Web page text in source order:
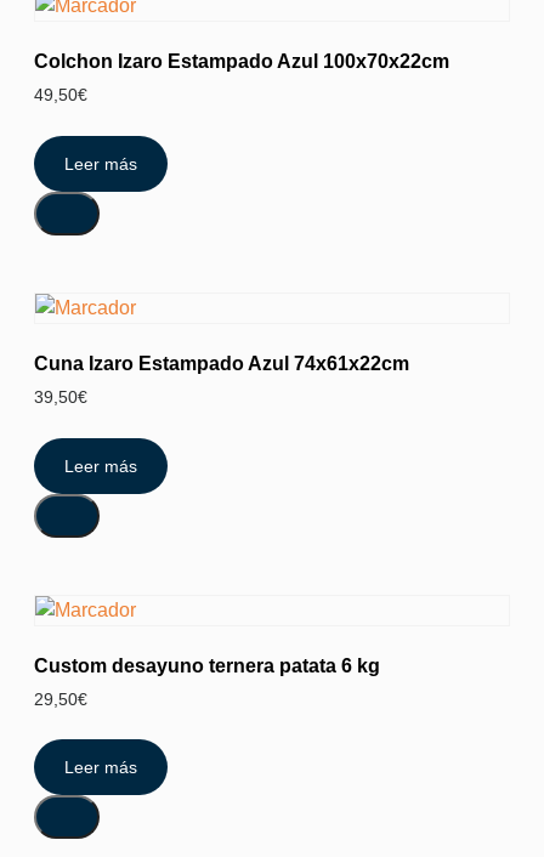
Colchon Izaro Estampado Azul 100x70x22cm
49,50€
Leer más
Cuna Izaro Estampado Azul 74x61x22cm
39,50€
Leer más
Custom desayuno ternera patata 6 kg
29,50€
Leer más